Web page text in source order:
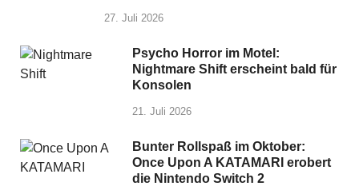
27. Juli 2026
Psycho Horror im Motel:
Nightmare Shift erscheint bald für
Konsolen
21. Juli 2026
Bunter Rollspaß im Oktober:
Once Upon A KATAMARI erobert
die Nintendo Switch 2